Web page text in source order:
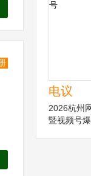
电议
2026杭州
暨视频号